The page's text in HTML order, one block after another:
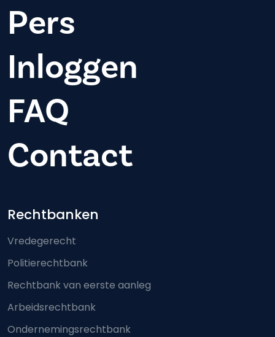
Pers
Inloggen
FAQ
Contact
Footer-menu
Rechtbanken
Vredegerecht
Politierechtbank
Rechtbank van eerste aanleg
Arbeidsrechtbank
Ondernemingsrechtbank